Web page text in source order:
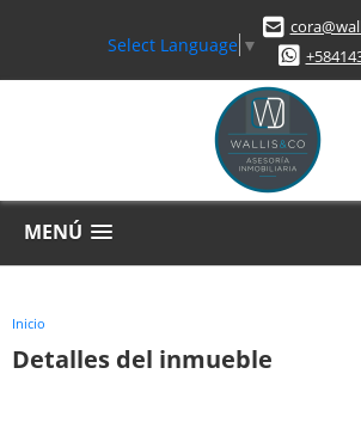
Select Language ▼
MENÚ
Inicio
Detalles del inmueble